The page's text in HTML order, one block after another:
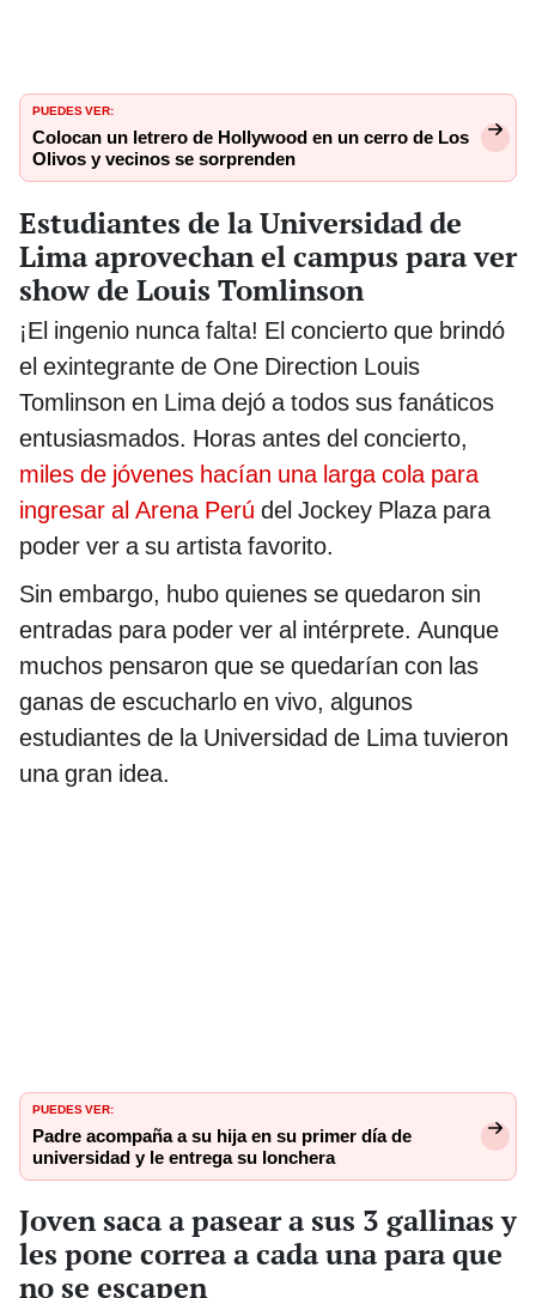
PUEDES VER:
Colocan un letrero de Hollywood en un cerro de Los
Olivos y vecinos se sorprenden
Estudiantes de la Universidad de
Lima aprovechan el campus para ver
show de Louis Tomlinson
¡El ingenio nunca falta! El concierto que brindó
el exintegrante de One Direction Louis
Tomlinson en Lima dejó a todos sus fanáticos
entusiasmados. Horas antes del concierto,
miles de jóvenes hacían una larga cola para
ingresar al Arena Perú del Jockey Plaza para
poder ver a su artista favorito.
Sin embargo, hubo quienes se quedaron sin
entradas para poder ver al intérprete. Aunque
muchos pensaron que se quedarían con las
ganas de escucharlo en vivo, algunos
estudiantes de la Universidad de Lima tuvieron
una gran idea.
PUEDES VER:
Padre acompaña a su hija en su primer día de
universidad y le entrega su lonchera
Joven saca a pasear a sus 3 gallinas y
les pone correa a cada una para que
no se escapen